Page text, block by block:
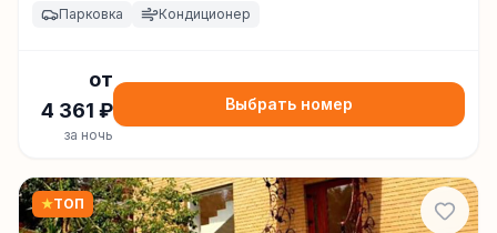
Парковка Кондиционер
от
4 361 ₽
за ночь
Выбрать номер
★ТОП